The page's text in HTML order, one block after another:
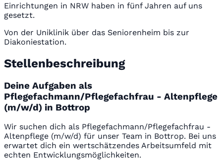
Einrichtungen in NRW haben in fünf Jahren auf uns
gesetzt.
Von der Uniklinik über das Seniorenheim bis zur
Diakoniestation.
Stellenbeschreibung
Deine Aufgaben als
Pflegefachmann/Pflegefachfrau - Altenpflege
(m/w/d) in Bottrop
Wir suchen dich als Pflegefachmann/Pflegefachfrau -
Altenpflege (m/w/d) für unser Team in Bottrop. Bei uns
erwartet dich ein wertschätzendes Arbeitsumfeld mit
echten Entwicklungsmöglichkeiten.